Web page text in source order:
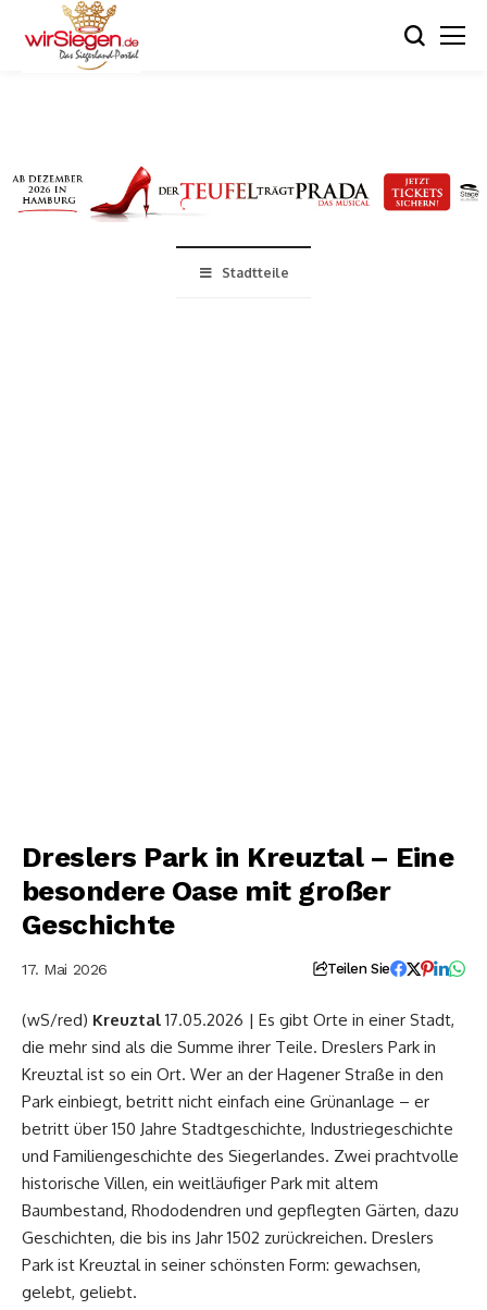
Stadtteile
Dreslers Park in Kreuztal – Eine
besondere Oase mit großer
Geschichte
17. Mai 2026 Teilen Sie
(wS/red) Kreuztal 17.05.2026 | Es gibt Orte in einer Stadt,
die mehr sind als die Summe ihrer Teile. Dreslers Park in
Kreuztal ist so ein Ort. Wer an der Hagener Straße in den
Park einbiegt, betritt nicht einfach eine Grünanlage – er
betritt über 150 Jahre Stadtgeschichte, Industriegeschichte
und Familiengeschichte des Siegerlandes. Zwei prachtvolle
historische Villen, ein weitläufiger Park mit altem
Baumbestand, Rhododendren und gepflegten Gärten, dazu
Geschichten, die bis ins Jahr 1502 zurückreichen. Dreslers
Park ist Kreuztal in seiner schönsten Form: gewachsen,
gelebt, geliebt.